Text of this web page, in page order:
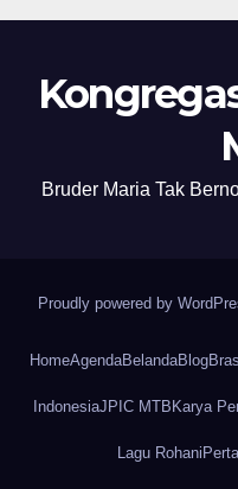
Bruder Maria Tak
Proudly powered by
HomeAgendaBelandaBlog
IndonesiaJPIC MTB Karya
Lagu Rohani